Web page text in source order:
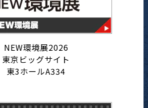
NEW環境展2026
東京ビッグサイト
東3ホールA334